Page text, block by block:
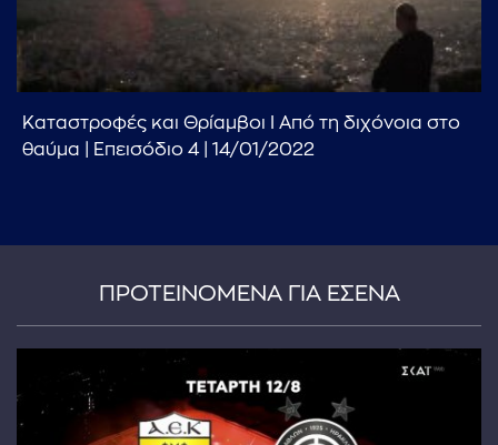
...πληκτρολογήστε κείμενο προς αναζήτηση
Καταστροφές και Θρίαμβοι Ι Από τη διχόνοια στο
θαύμα | Επεισόδιο 4 | 14/01/2022
ΠΡΟΤΕΙΝΟΜΕΝΑ ΓΙΑ ΕΣΕΝΑ